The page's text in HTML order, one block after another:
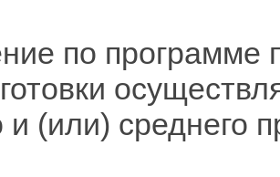
по программе
и (или) среднего